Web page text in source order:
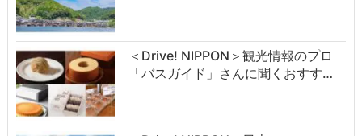
＜Drive! NIPPON＞観光情報のプロ
「バスガイド」さんに聞くおすす…